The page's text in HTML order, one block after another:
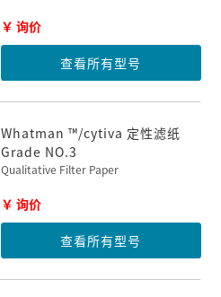
￥ 询价
查看所有型号
Whatman ™/cytiva 定性滤纸
Grade NO.3
Qualitative Filter Paper
￥ 询价
查看所有型号